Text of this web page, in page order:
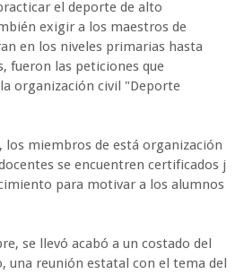
el deporte de alto
exigir a los maestros de
en los niveles primarias hasta
fueron las peticiones que
organización civil "Deporte
los miembros de está organización
se encuentren certificados j
para motivar a los alumnos
se llevó acabó a un costado del
una reunión estatal con el tema del